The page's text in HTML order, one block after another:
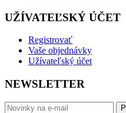
UŽÍVATEĽSKÝ ÚČET
Registrovať
Vaše objednávky
Užívateľský účet
NEWSLETTER